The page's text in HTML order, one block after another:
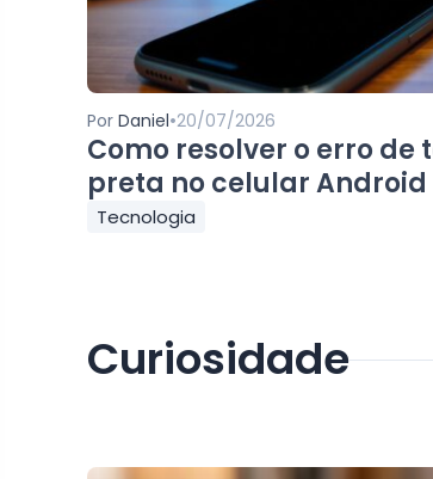
Por Daniel•20/07/2026
Como resolver o erro de
preta no celular Android
Tecnologia
Curiosidade